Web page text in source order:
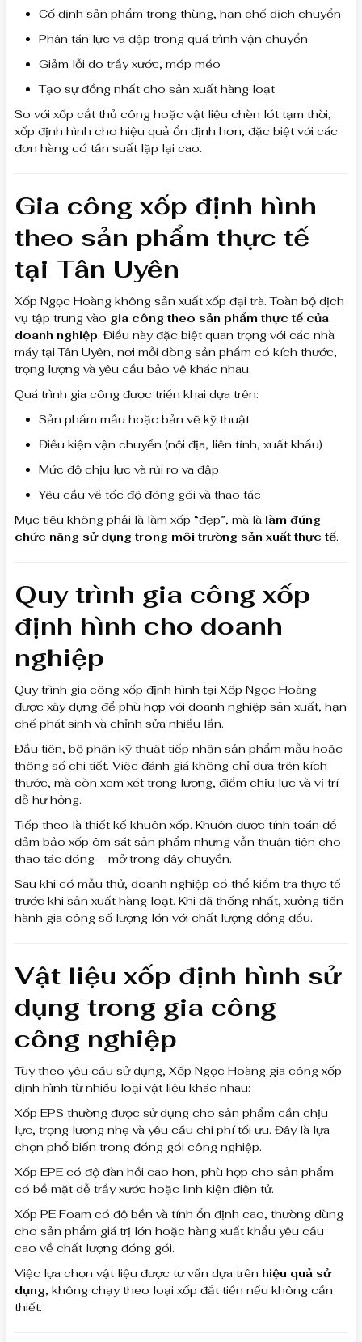
Cố định sản phẩm trong thùng, hạn chế dịch chuyển
Phân tán lực va đập trong quá trình vận chuyển
Giảm lỗi do trầy xước, móp méo
Tạo sự đồng nhất cho sản xuất hàng loạt
So với xốp cắt thủ công hoặc vật liệu chèn lót tạm thời,
xốp định hình cho hiệu quả ổn định hơn, đặc biệt với các
đơn hàng có tần suất lặp lại cao.
Gia công xốp định hình
theo sản phẩm thực tế
tại Tân Uyên
Xốp Ngọc Hoàng không sản xuất xốp đại trà. Toàn bộ dịch
vụ tập trung vào gia công theo sản phẩm thực tế của
doanh nghiệp. Điều này đặc biệt quan trọng với các nhà
máy tại Tân Uyên, nơi mỗi dòng sản phẩm có kích thước,
trọng lượng và yêu cầu bảo vệ khác nhau.
Quá trình gia công được triển khai dựa trên:
Sản phẩm mẫu hoặc bản vẽ kỹ thuật
Điều kiện vận chuyển (nội địa, liên tỉnh, xuất khẩu)
Mức độ chịu lực và rủi ro va đập
Yêu cầu về tốc độ đóng gói và thao tác
Mục tiêu không phải là làm xốp “đẹp”, mà là làm đúng
chức năng sử dụng trong môi trường sản xuất thực tế.
Quy trình gia công xốp
định hình cho doanh
nghiệp
Quy trình gia công xốp định hình tại Xốp Ngọc Hoàng
được xây dựng để phù hợp với doanh nghiệp sản xuất, hạn
chế phát sinh và chỉnh sửa nhiều lần.
Đầu tiên, bộ phận kỹ thuật tiếp nhận sản phẩm mẫu hoặc
thông số chi tiết. Việc đánh giá không chỉ dựa trên kích
thước, mà còn xem xét trọng lượng, điểm chịu lực và vị trí
dễ hư hỏng.
Tiếp theo là thiết kế khuôn xốp. Khuôn được tính toán để
đảm bảo xốp ôm sát sản phẩm nhưng vẫn thuận tiện cho
thao tác đóng – mở trong dây chuyền.
Sau khi có mẫu thử, doanh nghiệp có thể kiểm tra thực tế
trước khi sản xuất hàng loạt. Khi đã thống nhất, xưởng tiến
hành gia công số lượng lớn với chất lượng đồng đều.
Vật liệu xốp định hình sử
dụng trong gia công
công nghiệp
Tùy theo yêu cầu sử dụng, Xốp Ngọc Hoàng gia công xốp
định hình từ nhiều loại vật liệu khác nhau:
Xốp EPS thường được sử dụng cho sản phẩm cần chịu
lực, trọng lượng nhẹ và yêu cầu chi phí tối ưu. Đây là lựa
chọn phổ biến trong đóng gói công nghiệp.
Xốp EPE có độ đàn hồi cao hơn, phù hợp cho sản phẩm
có bề mặt dễ trầy xước hoặc linh kiện điện tử.
Xốp PE Foam có độ bền và tính ổn định cao, thường dùng
cho sản phẩm giá trị lớn hoặc hàng xuất khẩu yêu cầu
cao về chất lượng đóng gói.
Việc lựa chọn vật liệu được tư vấn dựa trên hiệu quả sử
dụng, không chạy theo loại xốp đắt tiền nếu không cần
thiết.